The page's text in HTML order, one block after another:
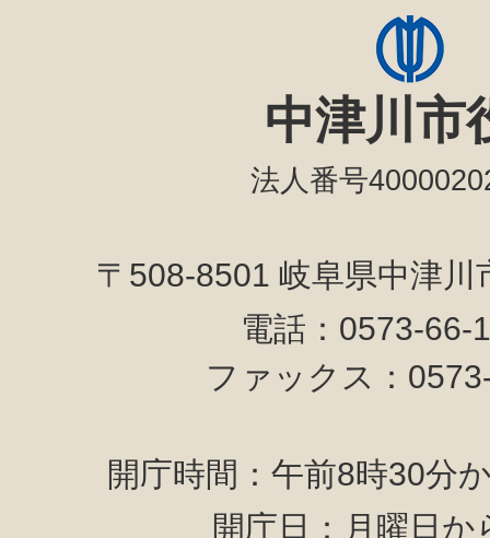
中津川市
法人番号
〒508-8501 岐阜県中津
電話：0573-
ファックス：
開庁時間：午前8時30分
開庁日：月曜日か